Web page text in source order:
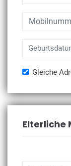
Gleiche
Elterliche